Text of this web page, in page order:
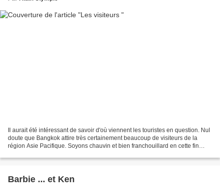
Il aurait été intéressant de savoir d'où viennent les touristes en question. Nul
doute que Bangkok attire très certainement beaucoup de visiteurs de la
région Asie Pacifique. Soyons chauvin et bien franchouillard en cette fin
Barbie ... et Ken